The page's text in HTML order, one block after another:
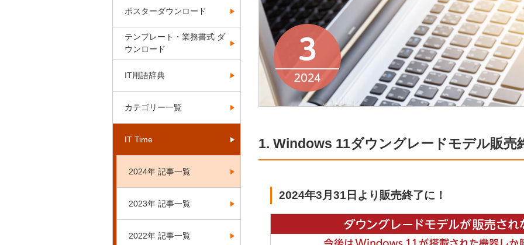
1. Windows 11ダウングレードモデル販売
2024年3月31日より販売終了に！
ポスターダウンロード
テンプレート・業務書式 ダ
ウンロード
IT用語辞典
カテゴリー一覧
IT Time
2024年 記事一覧
2023年 記事一覧
2022年 記事一覧